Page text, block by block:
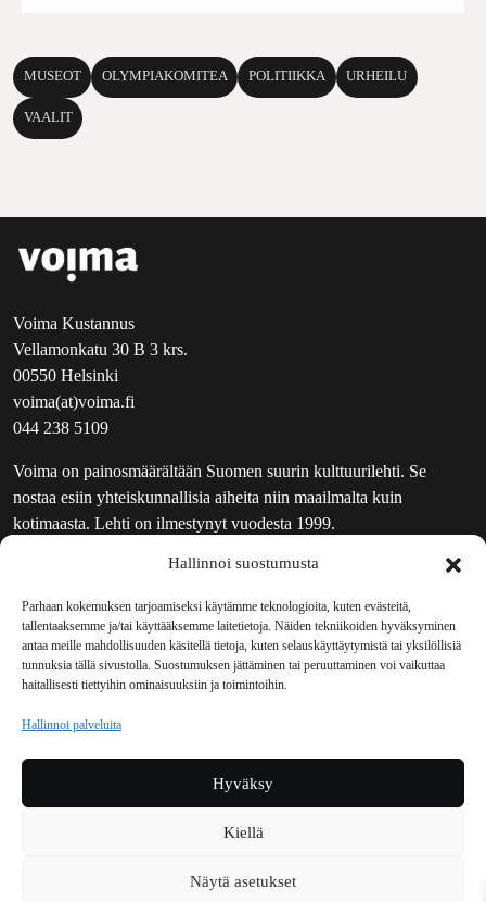
Hallinnoi suostumusta
Parhaan kokemuksen tarjoamiseksi käytämme teknologioita, kuten evästeitä,
tallentaaksemme ja/tai käyttääksemme laitetietoja. Näiden tekniikoiden hyväksyminen
antaa meille mahdollisuuden käsitellä tietoja, kuten selauskäyttäytymistä tai yksilöllisiä
tunnuksia tällä sivustolla. Suostumuksen jättäminen tai peruuttaminen voi vaikuttaa
haitallisesti tiettyihin ominaisuuksiin ja toimintoihin.
Hallinnoi palveluita
Hyväksy
Kiellä
Näytä asetukset
MUSEOT OLYMPIAKOMITEA POLITIIKKA URHEILU
VAALIT
Voima Kustannus
Vellamonkatu 30 B 3 krs.
00550 Helsinki
voima(at)voima.fi
044 238 5109
Voima on painosmäärältään Suomen suurin kulttuurilehti. Se
nostaa esiin yhteiskunnallisia aiheita niin maailmalta kuin
kotimaasta. Lehti on ilmestynyt vuodesta 1999.
UUTISKIRJE
MAINOSTAJILLE
VASTAMAINOKSET
JAKELUPAIKAT
REKISTERISELOSTE
TILAUKSEN PERUUTUSPYYNTÖ
TILAUSOHJEET JA -EHDOT